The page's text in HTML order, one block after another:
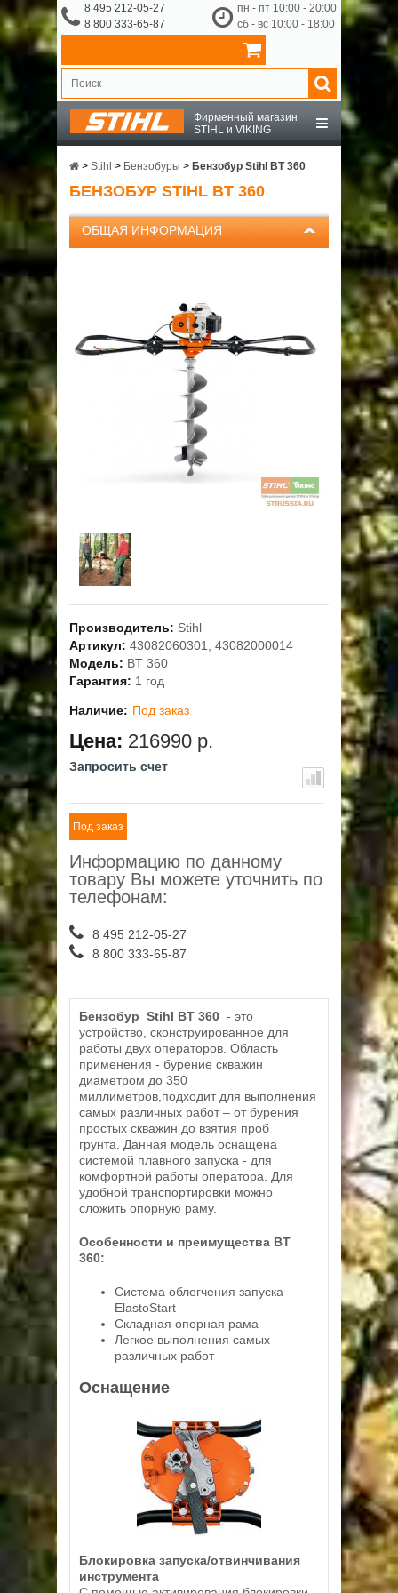
8 495 212-05-27
8 800 333-65-87
пн - пт 10:00 - 20:00
сб - вс 10:00 - 18:00
Фирменный магазин
STIHL и VIKING
STIHL
ПРИНАДЛЕЖНОСТИ
О КОМПАНИИ
ГАРАНТИЯ И СЕРВИС
КОНТАКТЫ
> Stihl > Бензобуры > Бензобур Stihl BT 360
БЕНЗОБУР STIHL BT 360
ОБЩАЯ ИНФОРМАЦИЯ
Производитель: Stihl
Артикул: 43082060301, 43082000014
Модель: BT 360
Гарантия: 1 год
Наличие: Под заказ
Цена: 216990 р.
Запросить счет
Под заказ
Информацию по данному
товару Вы можете уточнить по
телефонам:
8 495 212-05-27
8 800 333-65-87
Бензобур Stihl BT 360 - это
устройство, сконструированное для
работы двух операторов. Область
применения - бурение скважин
диаметром до 350
миллиметров,подходит для выполнения
самых различных работ – от бурения
простых скважин до взятия проб
грунта. Данная модель оснащена
системой плавного запуска - для
комфортной работы оператора. Для
удобной транспортировки можно
сложить опорную раму.
Особенности и преимущества BT
360:
Система облегчения запуска
ElastoStart
Складная опорная рама
Легкое выполнения самых
различных работ
Оснащение
Блокировка запуска/отвинчивания
инструмента